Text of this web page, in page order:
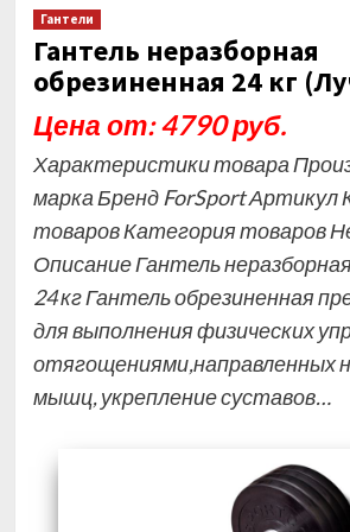
Гантели
Гантель неразборная
обрезиненная 24 кг
Цена от: 4790 руб.
Характеристики товара
марка Бренд ForSport Артикул
товаров Категория товаров
Описание Гантель
24 кг Гантель обрезиненная
для выполнения физических
отягощениями,направленных
мышц, укрепление суставов…